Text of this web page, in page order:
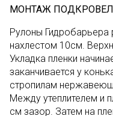
МОНТАЖ
Рулоны Гидробарьера
нахлестом 10см.
Укладка пленки
заканчивается у
стропилам
Между утеплителем и
см зазор. Затем на